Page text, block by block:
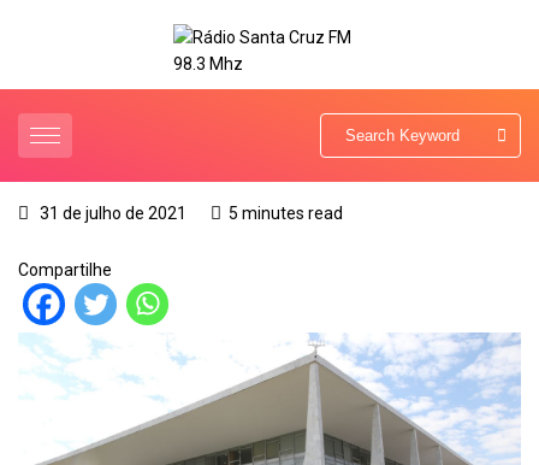
31 de julho de 2021 5 minutes read
Compartilhe